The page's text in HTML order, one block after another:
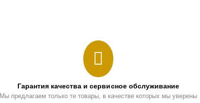
Гарантия качества и сервисное обслуживание
Мы предлагаем только те товары, в качестве которых мы уверены